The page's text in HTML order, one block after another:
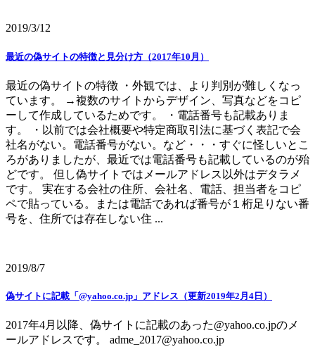
2019/3/12
最近の偽サイトの特徴と見分け方（2017年10月）
最近の偽サイトの特徴 ・外観では、より判別が難しくなっ
ています。 →複数のサイトからデザイン、写真などをコピ
ーして作成しているためです。 ・電話番号も記載ありま
す。 ・以前では会社概要や特定商取引法に基づく表記で会
社名がない。電話番号がない。など・・・すぐに怪しいとこ
ろがありましたが、最近では電話番号も記載しているのが殆
どです。 但し偽サイトではメールアドレス以外はデタラメ
です。 実在する会社の住所、会社名、電話、担当者をコピ
ペで貼っている。または電話であれば番号が１桁足りない番
号を、住所では存在しない住 ...
2019/8/7
偽サイトに記載「@yahoo.co.jp」アドレス（更新2019年2月4日）
2017年4月以降、偽サイトに記載のあった@yahoo.co.jpのメ
ールアドレスです。 adme_2017@yahoo.co.jp